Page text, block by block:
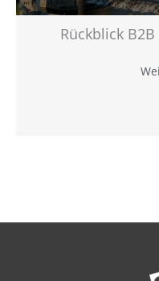
Rückblick